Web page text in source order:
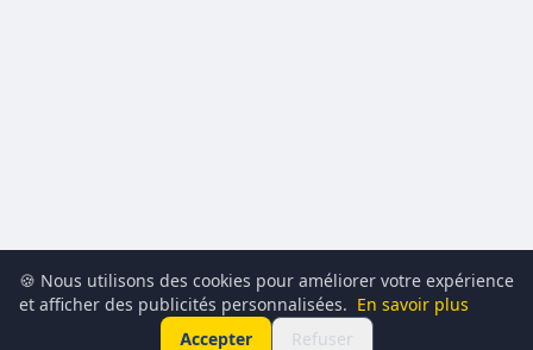
🍪 Nous utilisons des cookies pour améliorer votre expérience
et afficher des publicités personnalisées. En savoir plus
Accepter
Refuser